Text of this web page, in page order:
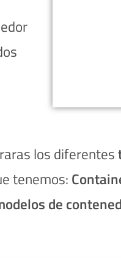
los diferentes
tenemos:
de